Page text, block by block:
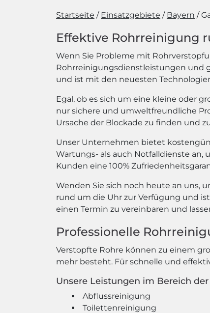
Startseite Einsatzgebiete Bayern
Effektive Rohrreinigung
Wenn Sie Probleme mit
Rohrreinigungsdienstleistungen und
und ist mit den neuesten
Egal, ob es sich um eine kleine oder
nur sichere und umweltfreundliche
Ursache der Blockade zu finden und
Unser Unternehmen bietet
Wartungs- als auch Notfalldienste an,
Kunden eine 100%
Wenden Sie sich noch heute an uns,
rund um die Uhr zur Verfügung und
einen Termin zu vereinbaren und
Professionelle
Verstopfte Rohre können zu einem
mehr besteht. Für schnelle und
Unsere Leistungen im Bereich
Abflussreinigung
Toilettenreinigung